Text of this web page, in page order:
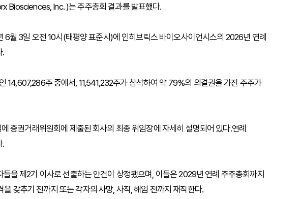
Biosciences, Inc. )는 주주총회 결과를 발표했다.
월 3일 오전 10시(태평양 표준시)에 인히브릭스 바이오사이언시스의 2026년 연례
.
14,607,286주 중에서, 11,541,232주가 참석하여 약 79%의 의결권을 가진 주주가
증권거래위원회에 제출된 회사의 최종 위임장에 자세히 설명되어 있다.연례
.
을 제2기 이사로 선출하는 안건이 상정됐으며, 이들은 2029년 연례 주주총회까지
갖추기 전까지 또는 각자의 사망, 사직, 해임 전까지 재직한다.